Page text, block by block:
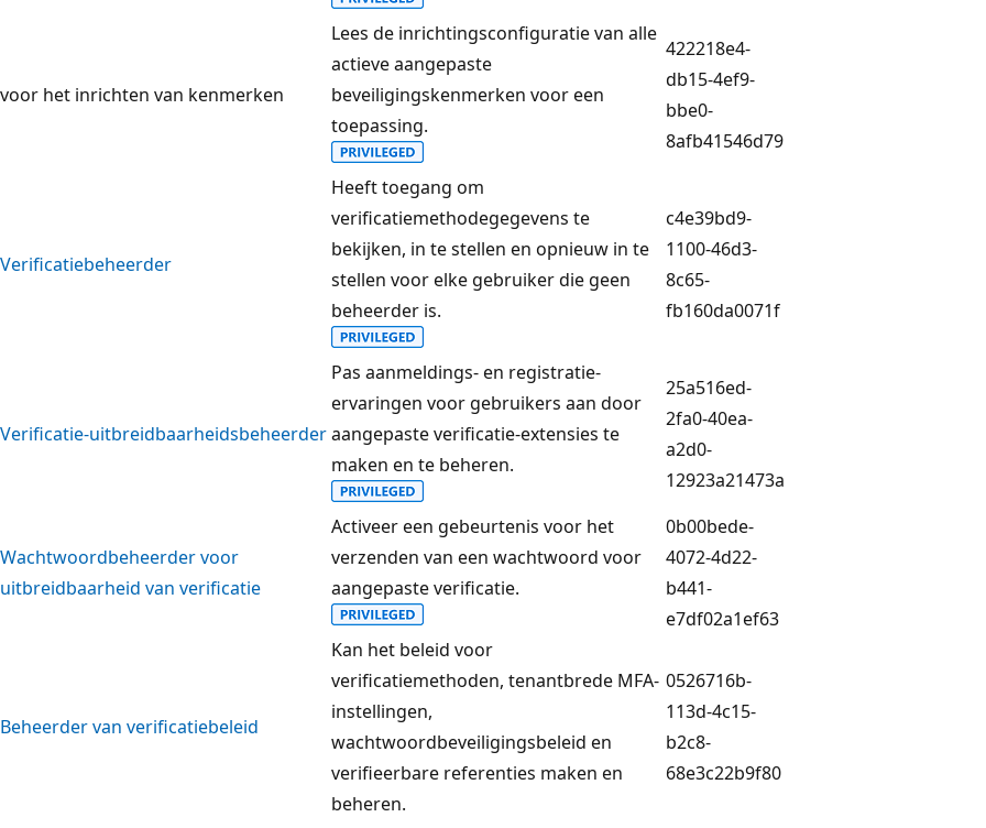
voor het inrichten van kenmerken
Lees de inrichtingsconfiguratie van alle
actieve aangepaste
beveiligingskenmerken voor een
toepassing.
422218e4-
db15-4ef9-
bbe0-
8afb41546d79
Verificatiebeheerder
Heeft toegang om
verificatiemethodegegevens te
bekijken, in te stellen en opnieuw in te
stellen voor elke gebruiker die geen
beheerder is.
c4e39bd9-
1100-46d3-
8c65-
fb160da0071f
Verificatie-uitbreidbaarheidsbeheerder
Pas aanmeldings- en registratie-
ervaringen voor gebruikers aan door
aangepaste verificatie-extensies te
maken en te beheren.
25a516ed-
2fa0-40ea-
a2d0-
12923a21473a
Wachtwoordbeheerder voor
uitbreidbaarheid van verificatie
Activeer een gebeurtenis voor het
verzenden van een wachtwoord voor
aangepaste verificatie.
0b00bede-
4072-4d22-
b441-
e7df02a1ef63
Beheerder van verificatiebeleid
Kan het beleid voor
verificatiemethoden, tenantbrede MFA-
instellingen,
wachtwoordbeveiligingsbeleid en
verifieerbare referenties maken en
beheren.
0526716b-
113d-4c15-
b2c8-
68e3c22b9f80